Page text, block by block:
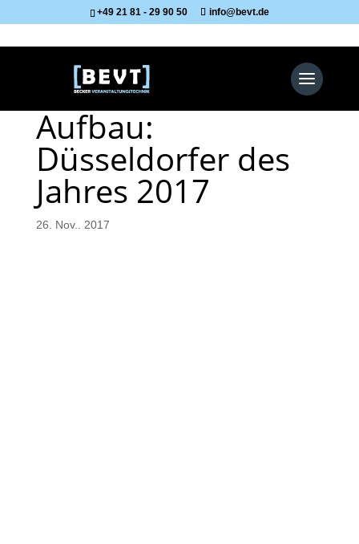
+49 21 81 - 29 90 50 info@bevt.de
Aufbau:
Düsseldorfer des
Jahres 2017
26. Nov.. 2017